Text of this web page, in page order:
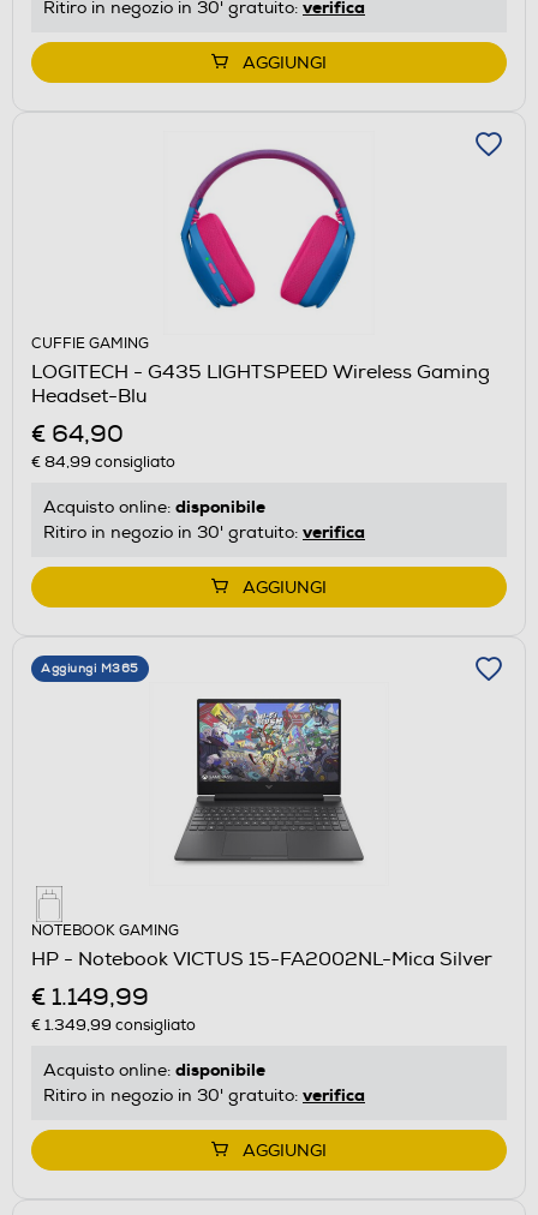
Ritiro in negozio in 30' gratuito: verifica
AGGIUNGI
CUFFIE GAMING
LOGITECH - G435 LIGHTSPEED Wireless Gaming
Headset-Blu
€ 64,90
€ 84,99 consigliato
Acquisto online: disponibile
Ritiro in negozio in 30' gratuito: verifica
AGGIUNGI
Aggiungi M365
NOTEBOOK GAMING
HP - Notebook VICTUS 15-FA2002NL-Mica Silver
€ 1.149,99
€ 1.349,99 consigliato
Acquisto online: disponibile
Ritiro in negozio in 30' gratuito: verifica
AGGIUNGI